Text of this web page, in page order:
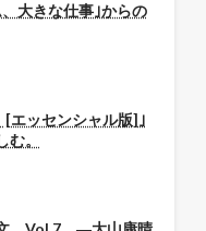
大きな仕事｣からの
[エッセンシャル版]｣
。